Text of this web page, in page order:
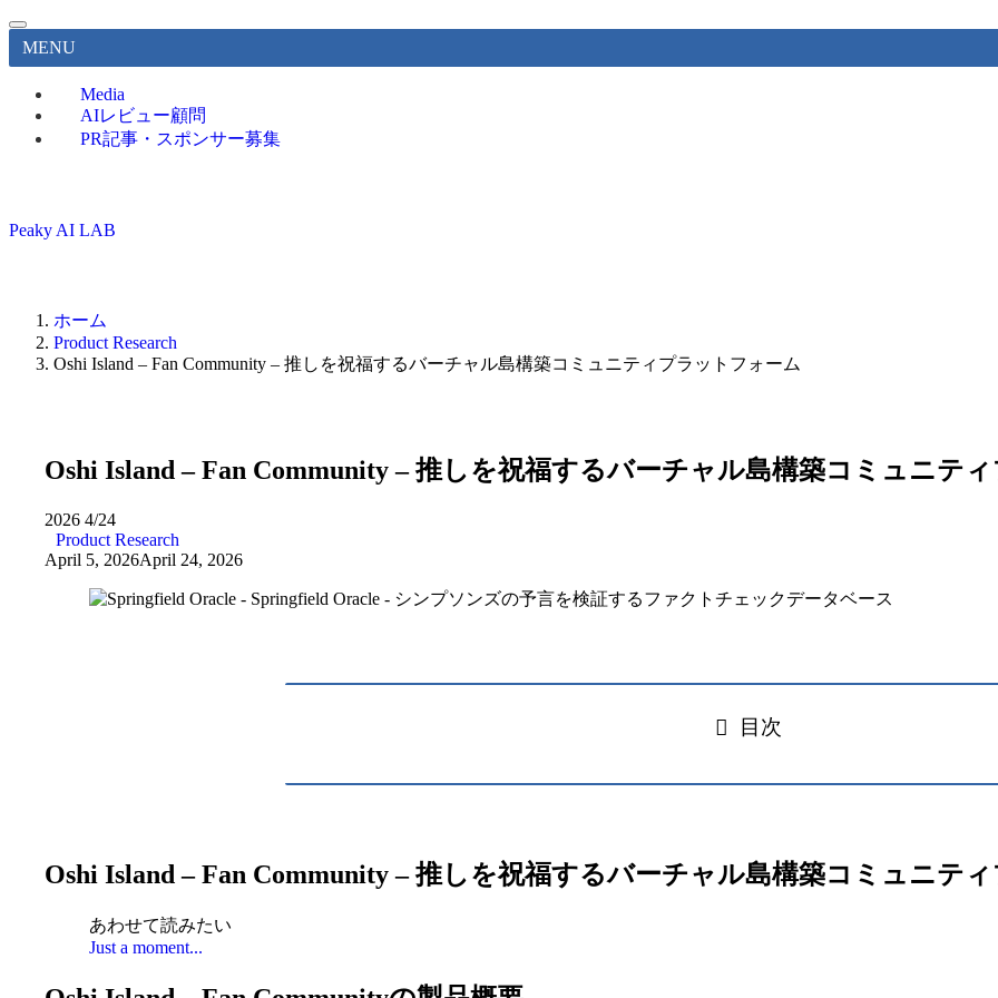
MENU
Media
AIレビュー顧問
PR記事・スポンサー募集
Peaky AI LAB
ホーム
Product Research
Oshi Island – Fan Community – 推しを祝福するバーチャル島構築コミュニティプラットフォーム
Oshi Island – Fan Community – 推しを祝福するバーチャル島構築コミュニテ
2026 4/24
Product Research
April 5, 2026April 24, 2026
目次
Oshi Island – Fan Community – 推しを祝福するバーチャル島構築コミュニテ
あわせて読みたい
Just a moment...